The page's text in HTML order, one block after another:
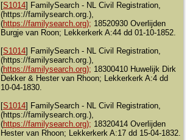
[S1014] FamilySearch - NL Civil Registration,
(https://familysearch.org.),
(https://familysearch.org); 18520930 Overlijden
Burgje van Roon; Lekkerkerk A:44 dd 01-10-1852.
[S1014] FamilySearch - NL Civil Registration,
(https://familysearch.org.),
(https://familysearch.org); 18300410 Huwelijk Dirk
Dekker & Hester van Rhoon; Lekkerkerk A:4 dd
10-04-1830.
[S1014] FamilySearch - NL Civil Registration,
(https://familysearch.org.),
(https://familysearch.org); 18320414 Overlijden
Hester van Rhoon; Lekkerkerk A:17 dd 15-04-1832.